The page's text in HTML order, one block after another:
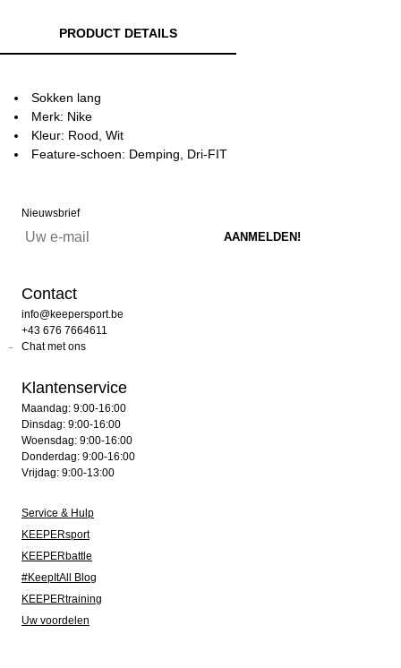
PRODUCT DETAILS
Sokken lang
Merk: Nike
Kleur: Rood, Wit
Feature-schoen: Demping, Dri-FIT
Nieuwsbrief
Contact
info@keepersport.be
+43 676 7664611
Chat met ons
Klantenservice
Maandag: 9:00-16:00
Dinsdag: 9:00-16:00
Woensdag: 9:00-16:00
Donderdag: 9:00-16:00
Vrijdag: 9:00-13:00
Service & Hulp
KEEPERsport
KEEPERbattle
#KeepItAll Blog
KEEPERtraining
Uw voordelen